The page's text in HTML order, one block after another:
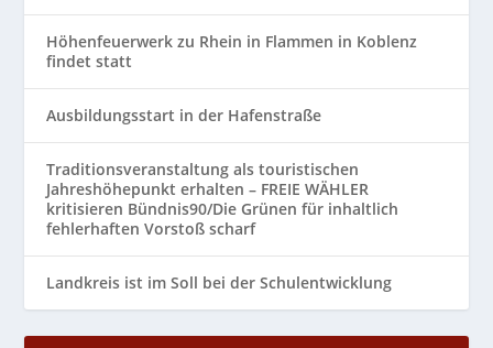
Höhenfeuerwerk zu Rhein in Flammen in Koblenz
findet statt
Ausbildungsstart in der Hafenstraße
Traditionsveranstaltung als touristischen
Jahreshöhepunkt erhalten – FREIE WÄHLER
kritisieren Bündnis90/Die Grünen für inhaltlich
fehlerhaften Vorstoß scharf
Landkreis ist im Soll bei der Schulentwicklung